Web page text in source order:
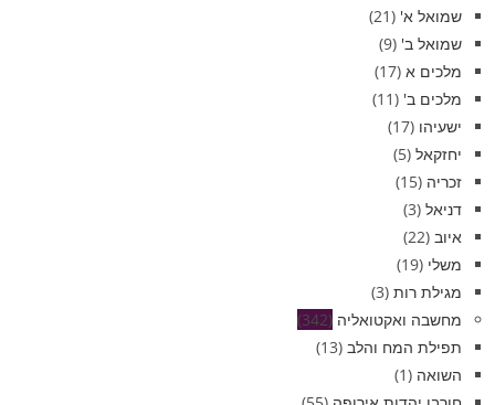
שמואל א' (21)
שמואל ב' (9)
מלכים א (17)
מלכים ב' (11)
ישעיהו (17)
יחזקאל (5)
זכריה (15)
דניאל (3)
איוב (22)
משלי (19)
מגילת רות (3)
מחשבה ואקטואליה (342)
תפילת המח והלב (13)
השואה (1)